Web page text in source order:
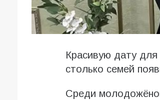
Красивую дату
столько семей
Среди